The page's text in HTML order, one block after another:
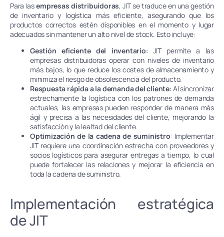
Para lasempresas distribuidoras, JIT se traduce en una gestión
de inventario y logística más eficiente, asegurando que los
productos correctos estén disponibles en el momento y lugar
adecuados sin mantener un alto nivel de stock. Esto incluye:
Gestión eficiente del inventario: JIT permite a las
empresas distribuidoras operar con niveles de inventario
más bajos, lo que reduce los costes de almacenamiento y
minimiza el riesgo de obsolescencia del producto.
Respuesta rápida a la demanda del cliente: Al sincronizar
estrechamente la logística con los patrones de demanda
actuales, las empresas pueden responder de manera más
ágil y precisa a las necesidades del cliente, mejorando la
satisfacción y la lealtad del cliente.
Optimización de la cadena de suministro: Implementar
JIT requiere una coordinación estrecha con proveedores y
socios logísticos para asegurar entregas a tiempo, lo cual
puede fortalecer las relaciones y mejorar la eficiencia en
toda la cadena de suministro.
Implementación estratégica
de JIT